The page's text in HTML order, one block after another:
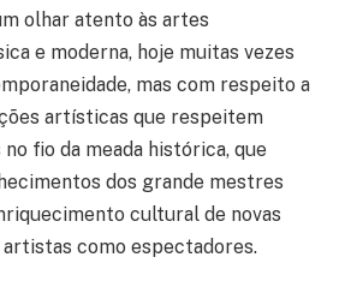
olhar atento às artes
e moderna, hoje muitas vezes
mas com respeito a
artísticas que respeitem
fio da meada histórica, que
dos grande mestres
cultural de novas
artistas como espectadores.